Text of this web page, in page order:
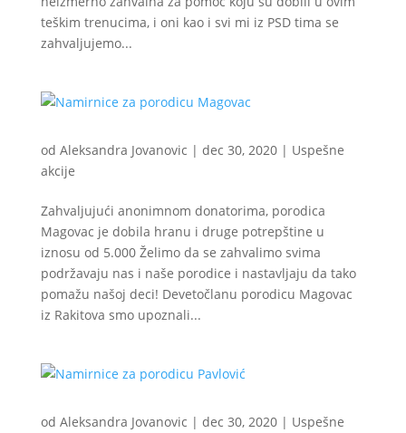
teškim trenucima, i oni kao i svi mi iz PSD tima se
zahvaljujemo...
od Aleksandra Jovanovic | dec 30, 2020| Uspešne
akcije
Zahvaljujući anonimnom donatorima, porodica
Magovac je dobila hranu i druge potrepštine u
iznosu od 5.000 Želimo da se zahvalimo svima
podržavaju nas i naše porodice i nastavljaju da tako
pomažu našoj deci! Devetočlanu porodicu Magovac
iz Rakitova smo upoznali...
od Aleksandra Jovanovic | dec 30, 2020| Uspešne